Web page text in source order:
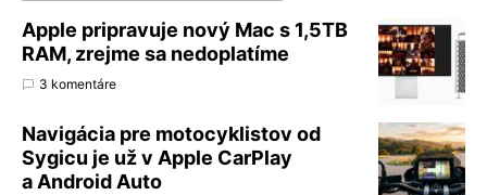
Apple pripravuje nový Mac s 1,5TB
RAM, zrejme sa nedoplatíme
3 komentáre
Navigácia pre motocyklistov od
Sygicu je už v Apple CarPlay
a Android Auto